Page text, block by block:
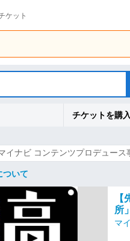
ケット
チケットを購
イナビ コンテンツプロデュース
ついて
所
マ